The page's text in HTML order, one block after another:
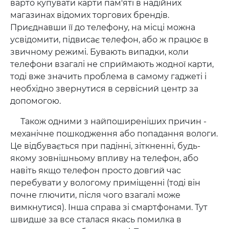
варто купувати карти пам'яті в надійних
магазинах відомих торгових брендів.
Приєднавши її до телефону, на місці можна
усвідомити, підвисає телефон, або ж працює в
звичному режимі. Бувають випадки, коли
телефони взагалі не сприймають жодної карти,
тоді вже значить проблема в самому гаджеті і
необхідно звернутися в сервісний центр за
допомогою.
Також одними з найпоширеніших причин -
механічне пошкодження або попадання вологи.
Це відбувається при падінні, зіткненні, будь-
якому зовнішньому впливу на телефон, або
навіть якщо телефон просто довгий час
перебувати у вологому приміщенні (тоді він
почне глючити, після чого взагалі може
вимкнутися). Інша справа зі смартфонами. Тут
швидше за все сталася якась помилка в